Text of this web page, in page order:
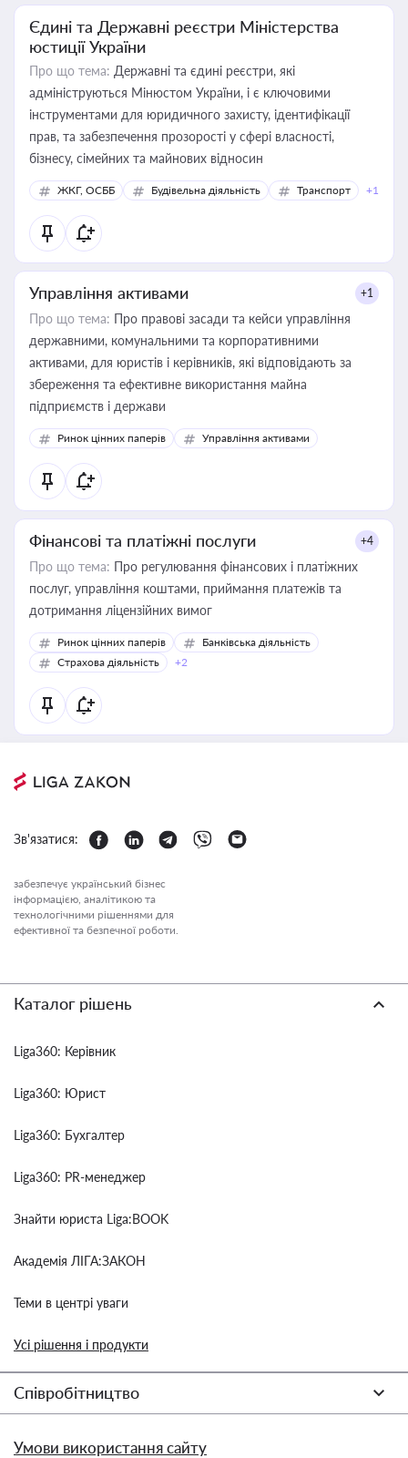
Єдині та Державні реєстри Міністерства
юстиції України
Про що тема: Державні та єдині реєстри, які
адмініструються Мінюстом України, і є ключовими
інструментами для юридичного захисту, ідентифікації
прав, та забезпечення прозорості у сфері власності,
бізнесу, сімейних та майнових відносин
ЖКГ, ОСББ Будівельна діяльність Транспорт +1
Управління активами +1
Про що тема: Про правові засади та кейси управління
державними, комунальними та корпоративними
активами, для юристів і керівників, які відповідають за
збереження та ефективне використання майна
підприємств і держави
Ринок цінних паперів Управління активами
Фінансові та платіжні послуги +4
Про що тема: Про регулювання фінансових і платіжних
послуг, управління коштами, приймання платежів та
дотримання ліцензійних вимог
Ринок цінних паперів
Банківська діяльність
Страхова діяльність
+2
Зв'язатися:
забезпечує український бізнес
інформацією, аналітикою та
технологічними рішеннями для
ефективної та безпечної роботи.
Каталог рішень
Liga360: Керівник
Liga360: Юрист
Liga360: Бухгалтер
Liga360: PR-менеджер
Знайти юриста Liga:BOOK
Академія ЛІГА:ЗАКОН
Теми в центрі уваги
Усі рішення і продукти
Співробітництво
Умови використання сайту